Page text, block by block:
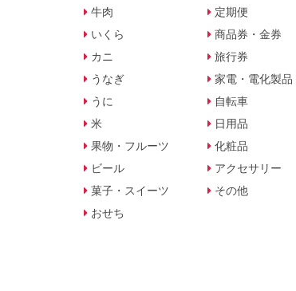
牛肉
いくら
カニ
うなぎ
うに
米
果物・フルーツ
ビール
菓子・スイーツ
おせち
定期便
商品券・金券
旅行券
家電・電化製品
自転車
日用品
化粧品
アクセサリー
その他